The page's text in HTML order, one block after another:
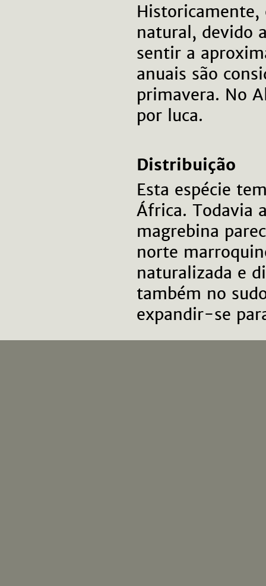
natural, devido
sentir a
anuais são
primavera. No
por luca.
Distribuição
Esta espécie
África. Todavia
magrebina
norte
naturalizada e
também no
expandir-se